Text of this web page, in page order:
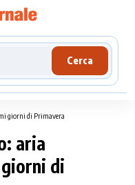
Cerca
giorni di Primavera
aria
giorni di